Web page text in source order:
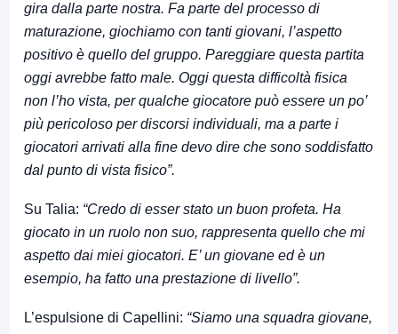
gira dalla parte nostra. Fa parte del processo di
maturazione, giochiamo con tanti giovani, l’aspetto
positivo è quello del gruppo. Pareggiare questa partita
oggi avrebbe fatto male. Oggi questa difficoltà fisica
non l’ho vista, per qualche giocatore può essere un po’
più pericoloso per discorsi individuali, ma a parte i
giocatori arrivati alla fine devo dire che sono soddisfatto
dal punto di vista fisico”.
Su Talia: “Credo di esser stato un buon profeta. Ha
giocato in un ruolo non suo, rappresenta quello che mi
aspetto dai miei giocatori. E’ un giovane ed è un
esempio, ha fatto una prestazione di livello”.
L’espulsione di Capellini: “Siamo una squadra giovane,